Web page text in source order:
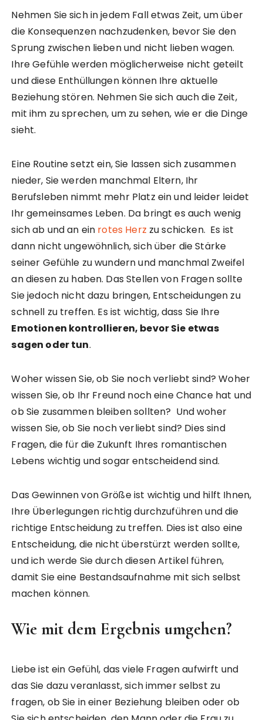
Nehmen Sie sich in jedem Fall etwas Zeit, um über
die Konsequenzen nachzudenken, bevor Sie den
Sprung zwischen lieben und nicht lieben wagen.
Ihre Gefühle werden möglicherweise nicht geteilt
und diese Enthüllungen können Ihre aktuelle
Beziehung stören. Nehmen Sie sich auch die Zeit,
mit ihm zu sprechen, um zu sehen, wie er die Dinge
sieht.
Eine Routine setzt ein, Sie lassen sich zusammen
nieder, Sie werden manchmal Eltern, Ihr
Berufsleben nimmt mehr Platz ein und leider leidet
Ihr gemeinsames Leben. Da bringt es auch wenig
sich ab und an ein rotes Herz zu schicken. Es ist
dann nicht ungewöhnlich, sich über die Stärke
seiner Gefühle zu wundern und manchmal Zweifel
an diesen zu haben. Das Stellen von Fragen sollte
Sie jedoch nicht dazu bringen, Entscheidungen zu
schnell zu treffen. Es ist wichtig, dass Sie Ihre
Emotionen kontrollieren, bevor Sie etwas
sagen oder tun.
Woher wissen Sie, ob Sie noch verliebt sind? Woher
wissen Sie, ob Ihr Freund noch eine Chance hat und
ob Sie zusammen bleiben sollten? Und woher
wissen Sie, ob Sie noch verliebt sind? Dies sind
Fragen, die für die Zukunft Ihres romantischen
Lebens wichtig und sogar entscheidend sind.
Das Gewinnen von Größe ist wichtig und hilft Ihnen,
Ihre Überlegungen richtig durchzuführen und die
richtige Entscheidung zu treffen. Dies ist also eine
Entscheidung, die nicht überstürzt werden sollte,
und ich werde Sie durch diesen Artikel führen,
damit Sie eine Bestandsaufnahme mit sich selbst
machen können.
Wie mit dem Ergebnis umgehen?
Liebe ist ein Gefühl, das viele Fragen aufwirft und
das Sie dazu veranlasst, sich immer selbst zu
fragen, ob Sie in einer Beziehung bleiben oder ob